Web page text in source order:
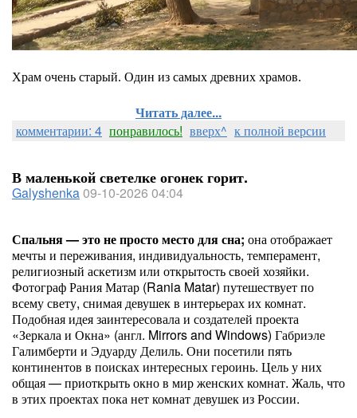
Храм очень старый. Один из самых древних храмов.
Читать далее...
комментарии: 4 понравилось! вверх^ к полной версии
В маленькой светелке огонек горит.
Galyshenka09-10-2026 04:04
Спальня — это не просто место для сна; она отображает
мечты и переживания, индивидуальность, темперамент,
религиозный аскетизм или открытость своей хозяйки.
Фотограф Рания Матар (Rania Matar) путешествует по
всему свету, снимая девушек в интерьерах их комнат.
Подобная идея заинтересовала и создателей проекта
«Зеркала и Окна» (англ. Mirrors and Windows) Габриэле
Галимберти и Эдуарду Делиль. Они посетили пять
континентов в поисках интересных героинь. Цель у них
общая — приоткрыть окно в мир женских комнат. Жаль, что
в этих проектах пока нет комнат девушек из России.